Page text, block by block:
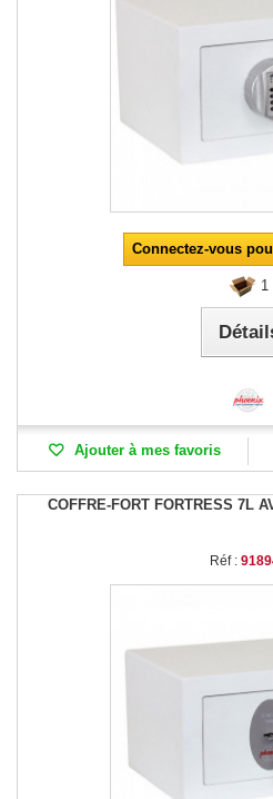
Connectez-vous
1
Ajouter à mes favoris
COFFRE-FORT FORTRESS 7L
Réf :